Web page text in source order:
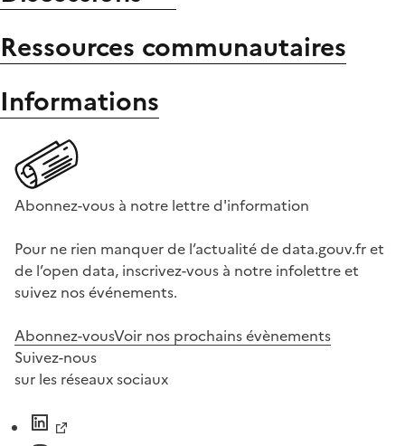
Ressources communautaires
Informations
Abonnez-vous à notre lettre d'information
Pour ne rien manquer de l’actualité de data.gouv.fr et
de l’open data, inscrivez-vous à notre infolettre et
suivez nos événements.
Abonnez-vousVoir nos prochains évènements
Suivez-nous
sur les réseaux sociaux